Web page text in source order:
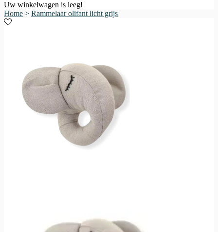
Uw winkelwagen is leeg!
Home > Rammelaar olifant licht grijs